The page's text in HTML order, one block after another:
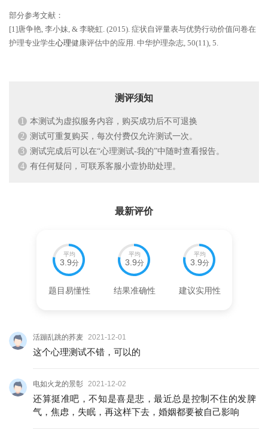
部分参考文献：
[1]唐争艳, 李小妹, & 李晓虹. (2015). 症状自评量表与优势行动价值问卷在
护理专业学生心理健康评估中的应用. 中华护理杂志, 50(11), 5.
测评须知
1
本测试为虚拟服务内容，购买成功后不可退换
2
测试可重复购买，每次付费仅允许测试一次。
3 测试完成后可以在“心理测试-我的”中随时查看报告。
4 有任何疑问，可联系客服小壹协助处理。
最新评价
平均
3.9分
题目易懂性
平均
3.9分
结果准确性
平均
3.9分
建议实用性
活蹦乱跳的荞麦 2021-12-01
这个心理测试不错，可以的
电如火龙的景彰 2021-12-02
还算挺准吧，不知是喜是悲，最近总是控制不住的发脾
气，焦虑，失眠，再这样下去，婚姻都要被自己影响